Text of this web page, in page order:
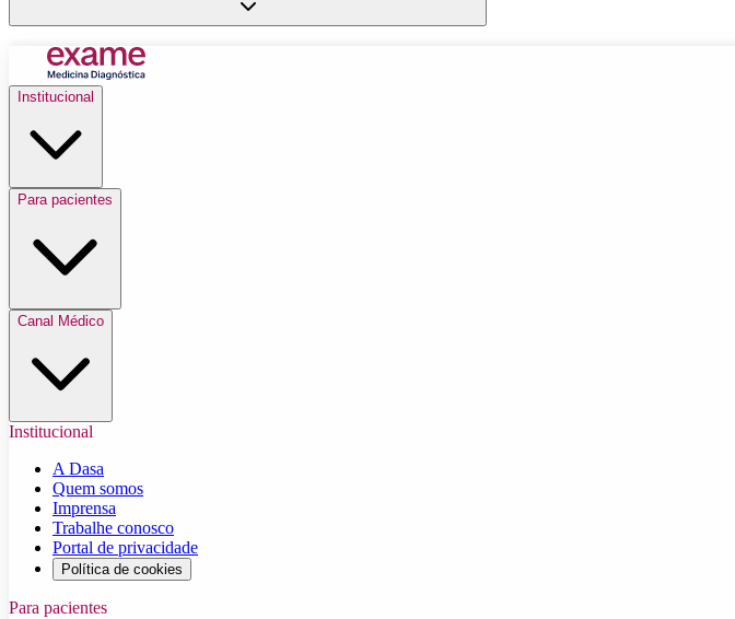
Institucional
Para pacientes
Canal Médico
Institucional
A Dasa
Quem somos
Imprensa
Trabalhe conosco
Portal de privacidade
Política de cookies
Para pacientes